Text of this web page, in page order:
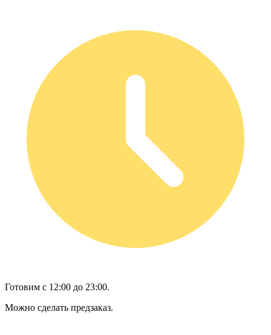
Готовим с 12:00 до 23:00.
Можно сделать предзаказ.